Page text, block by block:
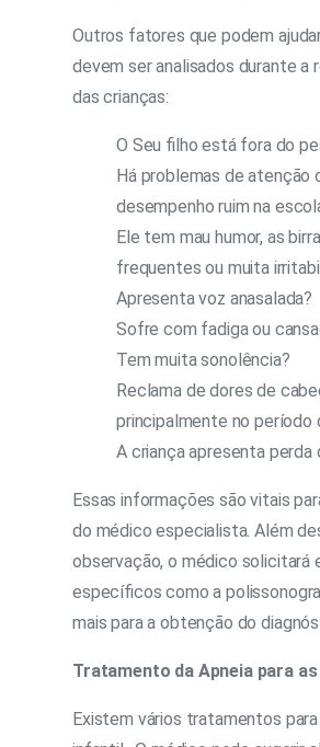
Outros fatores que podem
devem ser analisados durante a
das crianças:
O Seu filho está fora do
Há problemas de atenção
desempenho ruim na
Ele tem mau humor, as
frequentes ou muita
Apresenta voz anasalada?
Sofre com fadiga ou
Tem muita sonolência?
Reclama de dores de
principalmente no período
A criança apresenta
Essas informações são vitais
do médico especialista. Além
observação, o médico solicitará
específicos como a
mais para a obtenção do
Tratamento da Apneia para
Existem vários tratamentos para